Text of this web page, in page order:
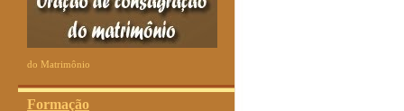
do Matrimônio
Formação